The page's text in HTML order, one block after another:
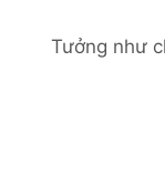
Tưởng như